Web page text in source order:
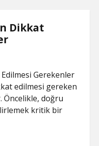
Dikkat
Gerekenler
edilmesi gereken
doğru
kritik bir